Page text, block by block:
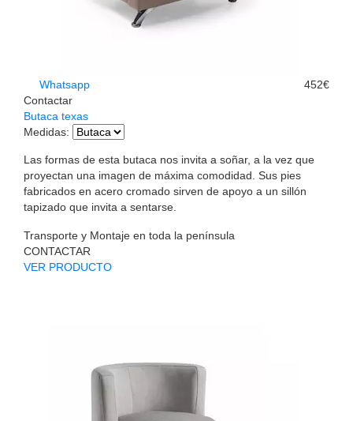
Whatsapp
Contactar
452€
Butaca texas
Medidas:
Las formas de esta butaca nos invita a soñar, a la vez que
proyectan una imagen de máxima comodidad. Sus pies
fabricados en acero cromado sirven de apoyo a un sillón
tapizado que invita a sentarse.
Transporte y Montaje en toda la península
CONTACTAR
VER PRODUCTO